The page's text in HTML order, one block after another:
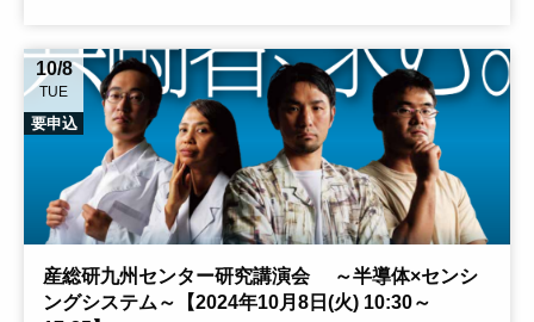
10/8
TUE
要申込
産総研九州センター研究講演会 ～半導体×センシ
ングシステム～【2024年10月8日(火) 10:30～